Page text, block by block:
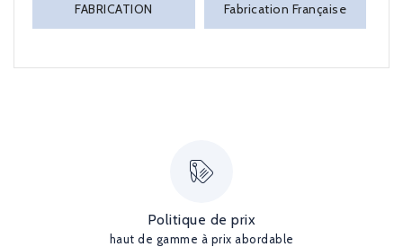
FABRICATION Fabrication Française
Politique de prix
haut de gamme à prix abordable